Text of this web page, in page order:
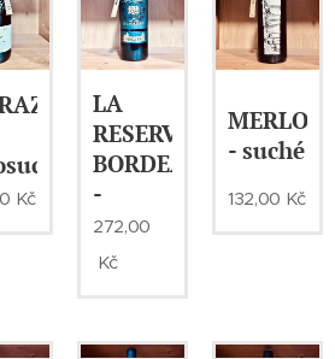
Kč
LA
RESERVE
BORDEAUX
-
272,00
Kč
MERLOT
- suché
132,00 Kč